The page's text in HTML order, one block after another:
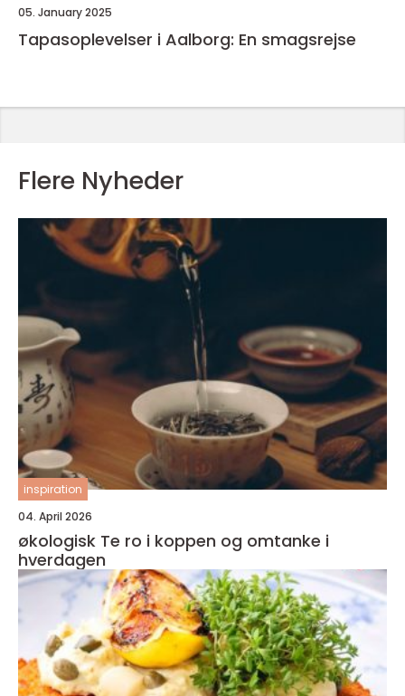
05. January 2025
Tapasoplevelser i Aalborg: En smagsrejse
Flere Nyheder
inspiration
04. April 2026
økologisk Te ro i koppen og omtanke i
hverdagen